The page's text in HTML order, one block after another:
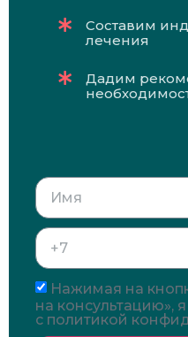
Составим
лечения
Дадим
Нажимая на
на консультацию»,
с политикой